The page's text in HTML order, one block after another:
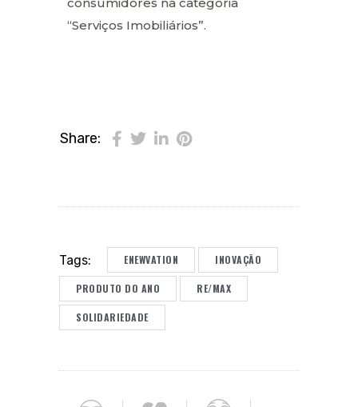
consumidores na categoria
“Serviços Imobiliários”.
Share:
Tags: ENEWVATION INOVAÇÃO
PRODUTO DO ANO RE/MAX
SOLIDARIEDADE